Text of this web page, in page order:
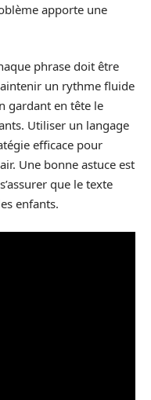
apporte une
phrase doit être
un rythme fluide
gardant en tête le
Utiliser un langage
efficace pour
Une bonne astuce est
que le texte
enfants.